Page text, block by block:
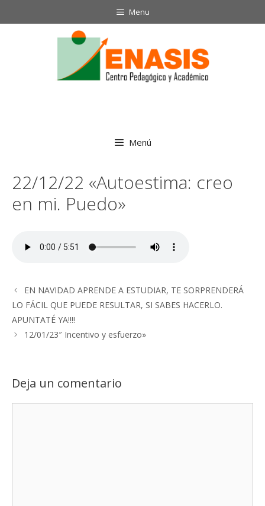
Menu
Menú
22/12/22 «Autoestima: creo
en mi. Puedo»
EN NAVIDAD APRENDE A ESTUDIAR, TE SORPRENDERÁ
LO FÁCIL QUE PUEDE RESULTAR, SI SABES HACERLO.
APUNTATÉ YA!!!!
12/01/23″ Incentivo y esfuerzo»
Deja un comentario